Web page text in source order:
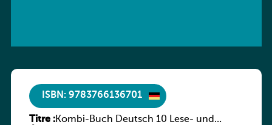
ISBN: 9783766136701
Titre :Kombi-Buch Deutsch 10 Lese- und